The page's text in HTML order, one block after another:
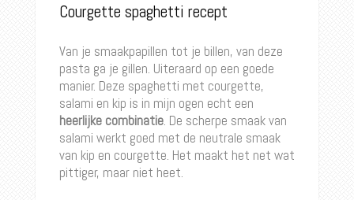
Courgette spaghetti recept
Van je smaakpapillen tot je billen, van deze
pasta ga je gillen. Uiteraard op een goede
manier. Deze spaghetti met courgette,
salami en kip is in mijn ogen echt een
heerlijke combinatie. De scherpe smaak van
salami werkt goed met de neutrale smaak
van kip en courgette. Het maakt het net wat
pittiger, maar niet heet.